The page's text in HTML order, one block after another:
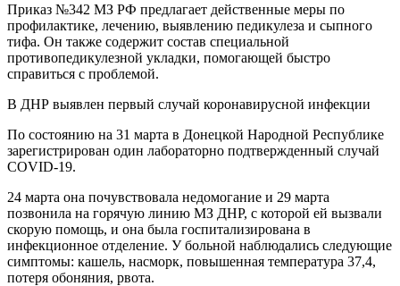
Приказ №342 МЗ РФ предлагает действенные меры по
профилактике, лечению, выявлению педикулеза и сыпного
тифа. Он также содержит состав специальной
противопедикулезной укладки, помогающей быстро
справиться с проблемой.
В ДНР выявлен первый случай коронавирусной инфекции
По состоянию на 31 марта в Донецкой Народной Республике
зарегистрирован один лабораторно подтвержденный случай
COVID-19.
24 марта она почувствовала недомогание и 29 марта
позвонила на горячую линию МЗ ДНР, с которой ей вызвали
скорую помощь, и она была госпитализирована в
инфекционное отделение. У больной наблюдались следующие
симптомы: кашель, насморк, повышенная температура 37,4,
потеря обоняния, рвота.